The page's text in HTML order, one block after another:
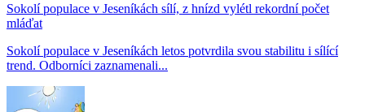
Sokolí populace v Jeseníkách sílí, z hnízd vylétl rekordní počet
mláďat
Sokolí populace v Jeseníkách letos potvrdila svou stabilitu i sílící
trend. Odborníci zaznamenali...